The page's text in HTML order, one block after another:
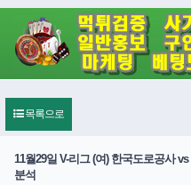
목록으로
11월29일 V-리그 (여) 한국도로공사
분석